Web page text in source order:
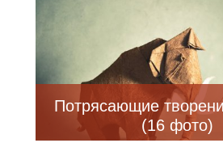
Потрясающие
(16 фото)